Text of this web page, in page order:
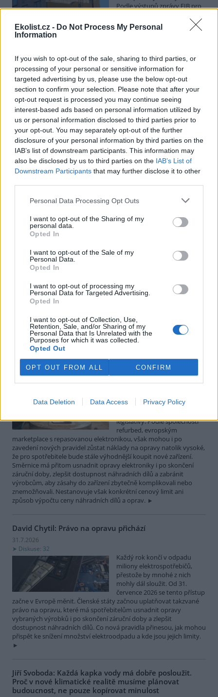
Ekolist.cz - Do Not Process My Personal
Information
If you wish to opt-out of the sale, sharing to third parties, or
processing of your personal or sensitive information for
targeted advertising by us, please use the below opt-out
section to confirm your selection. Please note that after your
opt-out request is processed you may continue seeing
interest-based ads based on personal information utilized by
us or personal information disclosed to third parties prior to
your opt-out. You may separately opt-out of the further
disclosure of your personal information by third parties on the
IAB’s list of downstream participants. This information may
also be disclosed by us to third parties on the IAB’s List of
Downstream Participants that may further disclose it to other
Personal Data Processing Opt Outs
I want to opt-out of the Sharing of my
personal data.
Opted In
I want to opt-out of the Sale of my
Personal Data.
Opted In
I want to opt-out of processing my
Personal Data for Targeted Advertising.
Opted In
I want to opt-out of Collection, Use,
Retention, Sale, and/or Sharing of my
Personal Data that Is Unrelated with the
Purposes for which it was collected.
Opted Out
OPT OUT FROM ALL CONFIRM
Data Deletion Data Access Privacy Policy
Podle výstupů zprávy EIB pro
se to týká přibližně 1,1 milionu lidí, tedy zhruba 40 % osob žijících v
nájmu. K řešení krize dostupnosti bydlení je kromě nové výstavby
centrech obcí, a zároveň snižovat jeho dlouhodobé provozní
náklady. Desetina českých domácností totiž vydává na bydlení více
než 40 % svých příjmů.
Greenpeace: Podpora moratoria na hlubokomořskou
těžbu vzrostla na 46 států. ČR mezi nimi zatím chybí
4.8.2026
Diskuse: 3
Přes víkend skončilo 31. Valné
shromáždění Mezinárodního
úřadu pro mořské dno (ISA),
kde měla své zastoupení i
Česká republika. Zasedání
skončilo zklamáním, protože se vládám členských států nepodařilo
nebudou tolerovány.
Luboš Pavlovič: Veřejnost může do poloviny srpna
připomínkovat plavební kanál u Přelouče
3.8.2026
Diskuse: 16
července 2026 zahájení
zjišťovacího řízení pro záměr
do Pardubic. Veřejnost může své vyjádření k vlivům této stavby na
životní prostředí poslat ministerstvu do 13. srpna 2026.
Kilian Kaminski: Evropa slibuje právo na opravu.
Budou ale opravy skutečně levnější?
1.8.2026
novou evropskou směrnici o
legislativy. Podle společnosti
refurbed, evropským
marketplace s repasovanou elektronikou, však mohou i po
zavedení nových pravidel zůstat náklady na opravy natolik vysoké,
že pro spotřebitele bude stále výhodnější koupit nové zařízení.
Směrnice má přitom usnadnit opravy elektroniky i po skončení
záruční doby, zlepšit dostupnost náhradních dílů a zabránit
výrobcům, aby zásahy do zařízení zbytečně komplikovali nebo
znemožňovali. Nestanovuje však konkrétní cenový limit ani
způsob výpočtu ceny náhradních dílů a oprav.
David Chytil: Právo na opravu přichází
31.7.2026
Diskuse: 32
Každý rok končí v odpadu
miliony elektrospotřebičů,
přestože by mnohé z nich
mohly dál sloužit. Od 31.
července 2026 se tento přístup
začne v Evropě měnit. Členské státy začnou uplatňovat takzvané
právo na opravu, které má spotřebitelům usnadnit opravy
vybraných výrobků i po skončení záruční doby a zlepšit
dostupnost náhradních dílů. Co nová pravidla přinesou, jak mohou
přispět ke snížení množství elektroodpadu a kde jsou jejich limity.
Jiří Svoboda: Každá kapka vody má dobře posloužit.
Proč v nové klimatické realitě musíme plánovat
budoucnost, ne pouze kopírovat minulost